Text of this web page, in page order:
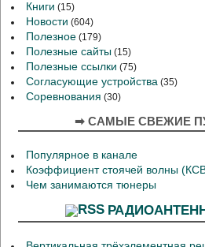
Книги (15)
Новости (604)
Полезное (179)
Полезные сайты (15)
Полезные ссылки (75)
Согласующие устройства (35)
Соревнования (30)
➡ САМЫЕ СВЕЖИЕ
Популярное в канале
Коэффициент стоячей волны
Чем занимаются тюнеры